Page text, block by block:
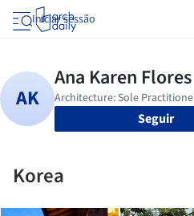
Iniciar sessão
Seguir
Korea